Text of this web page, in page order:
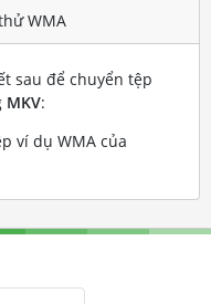
WMA
sau để chuyển tệp
MKV:
ví dụ WMA của